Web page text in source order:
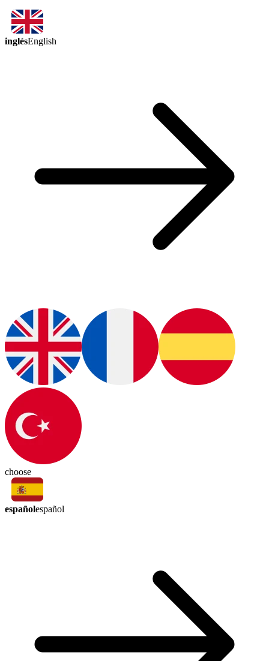
inglésEnglish
choose
españolespañol